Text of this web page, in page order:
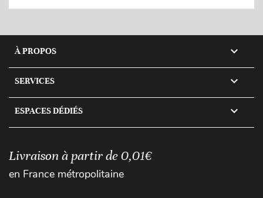
À PROPOS 
SERVICES 
ESPACES DÉDIÉS 
Livraison à partir de 0,01€
en France métropolitaine